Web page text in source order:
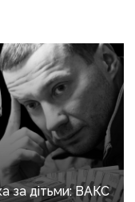
за дітьми: ВАКС